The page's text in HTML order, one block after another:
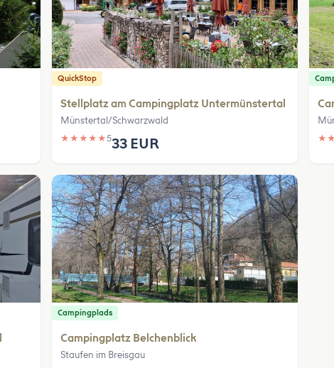
QuickStop
Stellplatz am Campingplatz Untermünstertal
Münstertal/Schwarzwald
★ ★ ★ ★ ★533 EUR ★
Campingplads
Campingplatz Belchenblick
Staufen im Breisgau